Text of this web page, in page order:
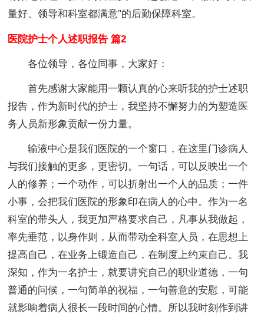
量好、领导和科室都满意”的后勤保障科室。
医院护士个人述职报告 篇2
各位领导，各位同事，大家好：
首先感谢大家能用一颗认真的心来听我的护士述职
报告，作为新时代的护士，我坚持不懈努力的为塑造医
务人员新形象贡献一份力量。
输液中心是我们医院的一个窗口，在这里门诊病人
与我们接触的更多，更密切。一句话，可以反映出一个
人的修养；一个动作，可以折射出一个人的品质；一件
小事，会把我们医院的形象印在病人的心中。作为一名
科室的带头人，我更加严格要求自己，凡事从我做起，
率先垂范，以身作则，从而带动全科室人员，在思想上
提高自己，在业务上锻造自己，在制度上约束自己。我
深知，作为一名护士，就要讲究自己的职业道德，一句
普通的问候，一句简单的祝福，一句善意的安慰，可能
就影响着病人很长一段时间的心情。所以我时刻作到讲